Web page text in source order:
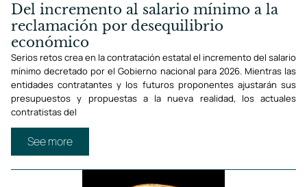
Del incremento al salario mínimo a la
reclamación por desequilibrio
económico
Serios retos crea en la contratación estatal el incremento del salario
mínimo decretado por el Gobierno nacional para 2026. Mientras las
entidades contratantes y los futuros proponentes ajustarán sus
presupuestos y propuestas a la nueva realidad, los actuales
contratistas del
See more